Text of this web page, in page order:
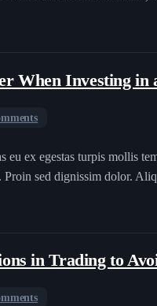
When Investing
eu ex egestas turpis mollis
Proin sed dignissim dolor.
in Trading to